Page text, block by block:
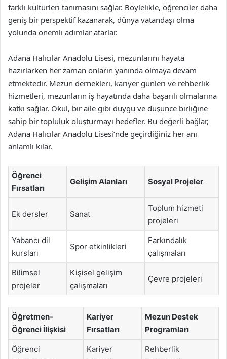
farklı kültürleri tanımasını sağlar. Böylelikle, öğrenciler daha
geniş bir perspektif kazanarak, dünya vatandaşı olma
yolunda önemli adımlar atarlar.
Adana Halıcılar Anadolu Lisesi, mezunlarını hayata
hazırlarken her zaman onların yanında olmaya devam
etmektedir. Mezun dernekleri, kariyer günleri ve rehberlik
hizmetleri, mezunların iş hayatında daha başarılı olmalarına
katkı sağlar. Okul, bir aile gibi duygu ve düşünce birliğine
sahip bir topluluk oluşturmayı hedefler. Bu değerli bağlar,
Adana Halıcılar Anadolu Lisesi’nde geçirdiğiniz her anı
anlamlı kılar.
Öğrenci
Fırsatları
Gelişim Alanları Sosyal Projeler
Ek dersler Sanat
Toplum hizmeti
projeleri
Yabancı dil
kursları
Spor etkinlikleri
Farkındalık
çalışmaları
Bilimsel
projeler
Kişisel gelişim
çalışmaları
Çevre projeleri
Öğretmen-
Öğrenci İlişkisi
Kariyer
Fırsatları
Mezun Destek
Programları
Öğrenci
Kariyer
Rehberlik